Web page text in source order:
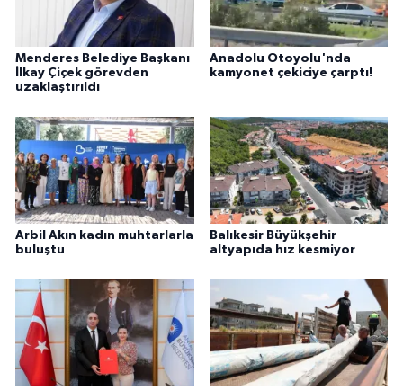
Menderes Belediye Başkanı
İlkay Çiçek görevden
uzaklaştırıldı
Anadolu Otoyolu'nda
kamyonet çekiciye çarptı!
Arbil Akın kadın muhtarlarla
buluştu
Balıkesir Büyükşehir
altyapıda hız kesmiyor